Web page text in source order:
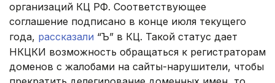
организаций КЦ РФ. Соответствующее
соглашение подписано в конце июля текущего
года, рассказали “Ъ” в КЦ. Такой статус дает
НКЦКИ возможность обращаться к регистраторам
доменов с жалобами на сайты-нарушители, чтобы